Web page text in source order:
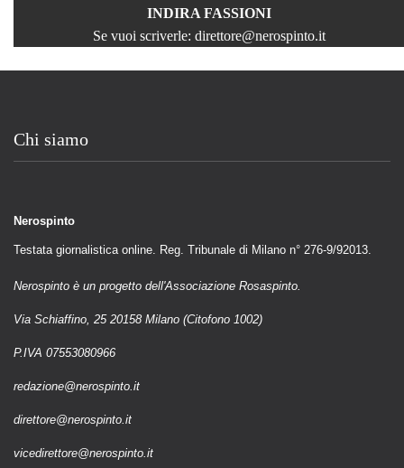
INDIRA FASSIONI
Se vuoi scriverle: direttore@nerospinto.it
Chi siamo
Nerospinto
Testata giornalistica online. Reg. Tribunale di Milano n° 276-9/92013.
Nerospinto è un progetto dell'Associazione Rosaspinto.
Via Schiaffino, 25 20158 Milano (Citofono 1002)
P.IVA 07553080966
redazione@nerospinto.it
direttore@nerospinto.it
vicedirettore@nerospinto.it